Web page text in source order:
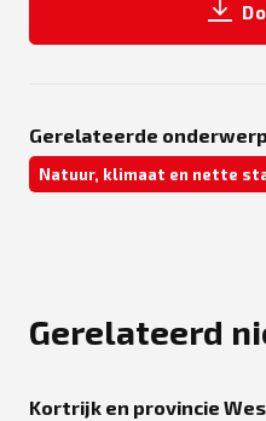
Gerelateerde
Natuur, klimaat en nette
Gerelateerd
Kortrijk en provincie